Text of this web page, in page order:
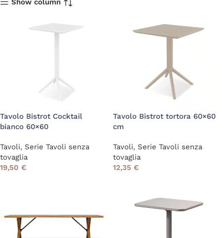
Show column
Tavolo Bistrot Cocktail
bianco 60×60
Tavoli, Serie Tavoli senza
tovaglia
19,50 €
Tavolo Bistrot tortora 60×60
cm
Tavoli, Serie Tavoli senza
tovaglia
12,35 €